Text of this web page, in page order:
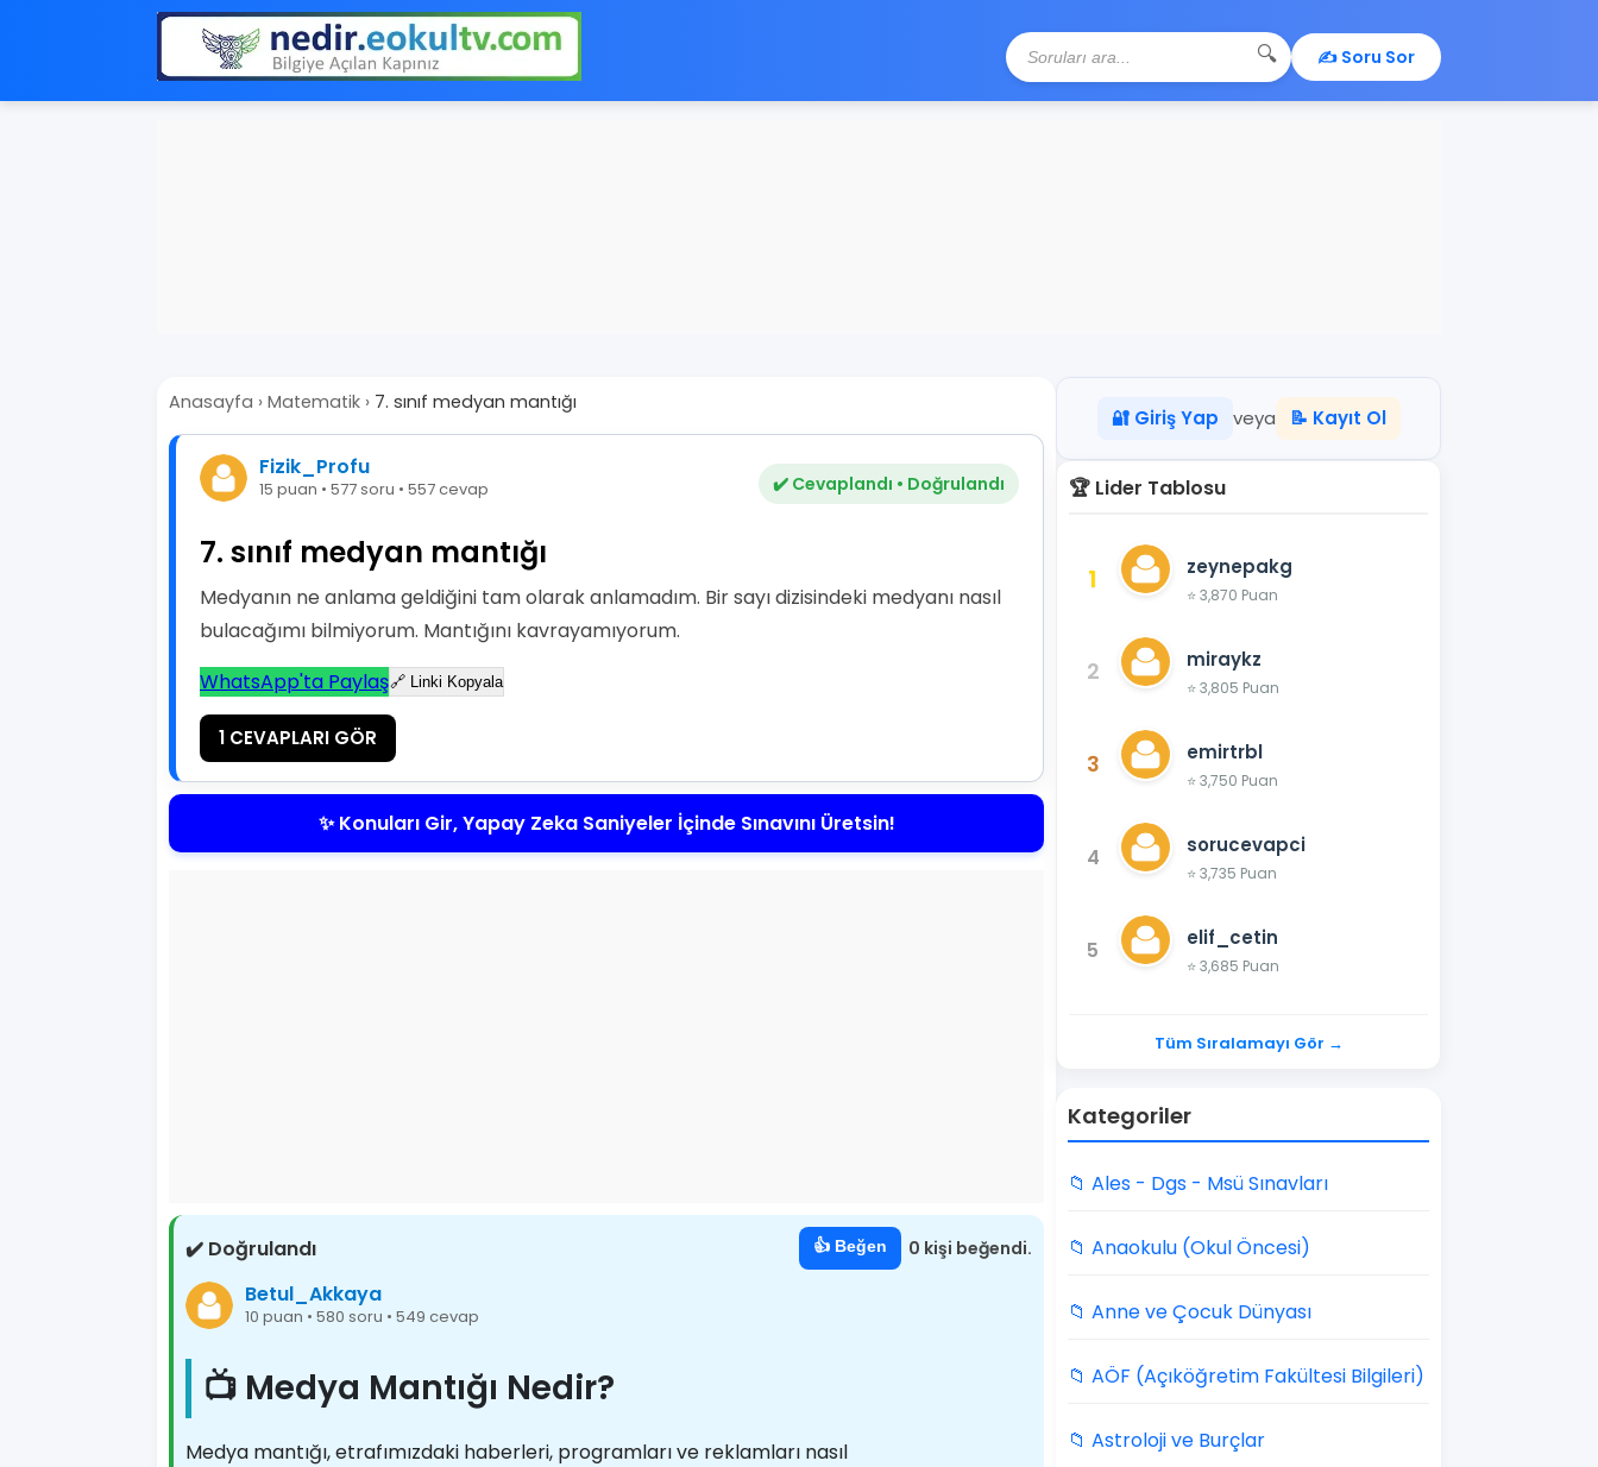
🔍 ✍️ Soru Sor
Anasayfa › Matematik › 7. sınıf medyan mantığı
Fizik_Profu
15 puan • 577 soru • 557 cevap ✔️ Cevaplandı • Doğrulandı
7. sınıf medyan mantığı
Medyanın ne anlama geldiğini tam olarak anlamadım. Bir sayı dizisindeki medyanı nasıl
bulacağımı bilmiyorum. Mantığını kavrayamıyorum.
WhatsApp'ta Paylaş🔗 Linki Kopyala
1 CEVAPLARI GÖR
✨ Konuları Gir, Yapay Zeka Saniyeler İçinde Sınavını Üretsin!
✔️ Doğrulandı 👍 Beğen 0 kişi beğendi.
Betul_Akkaya
10 puan • 580 soru • 549 cevap
📺 Medya Mantığı Nedir?
Medya mantığı, etrafımızdaki haberleri, programları ve reklamları nasıl
🔐 Giriş Yap veya 📝 Kayıt Ol
🏆 Lider Tablosu
1 zeynepakg
⭐ 3,870 Puan
2 miraykz
⭐ 3,805 Puan
3 emirtrbl
⭐ 3,750 Puan
4 sorucevapci
⭐ 3,735 Puan
5 elif_cetin
⭐ 3,685 Puan
Tüm Sıralamayı Gör →
Kategoriler
📁 Ales - Dgs - Msü Sınavları
📁 Anaokulu (Okul Öncesi)
📁 Anne ve Çocuk Dünyası
📁 AÖF (Açıköğretim Fakültesi Bilgileri)
📁 Astroloji ve Burçlar